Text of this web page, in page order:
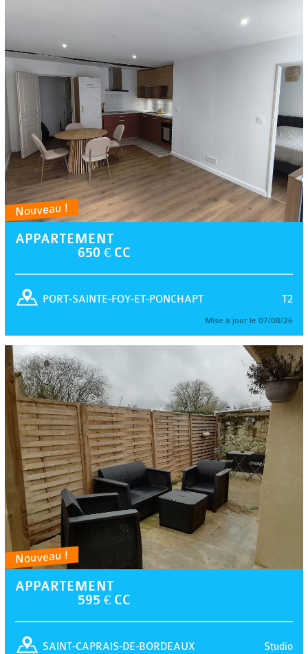
Nouveau !
APPARTEMENT
650 € CC
T2
PORT-SAINTE-FOY-ET-PONCHAPT
Mise à jour le 07/08/26
Nouveau !
APPARTEMENT
595 € CC
Studio
SAINT-CAPRAIS-DE-BORDEAUX